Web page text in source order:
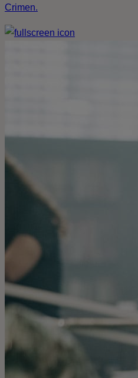
Crimen.